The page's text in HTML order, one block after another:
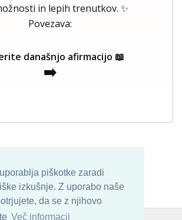
piškotke zaradi
izkušnje. Z uporabo naše
da se z njihovo
Več informacij
in lepih trenutkov. ✨
Povezava:
današnjo afirmacijo 📖
➡️